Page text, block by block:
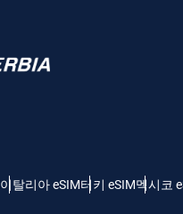
이탈리아 eSIM터키 eSIM멕시코